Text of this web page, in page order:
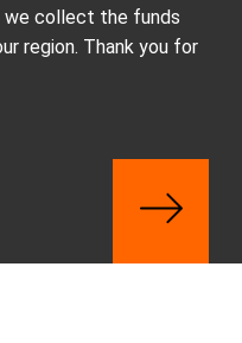
we collect the funds
region. Thank you for